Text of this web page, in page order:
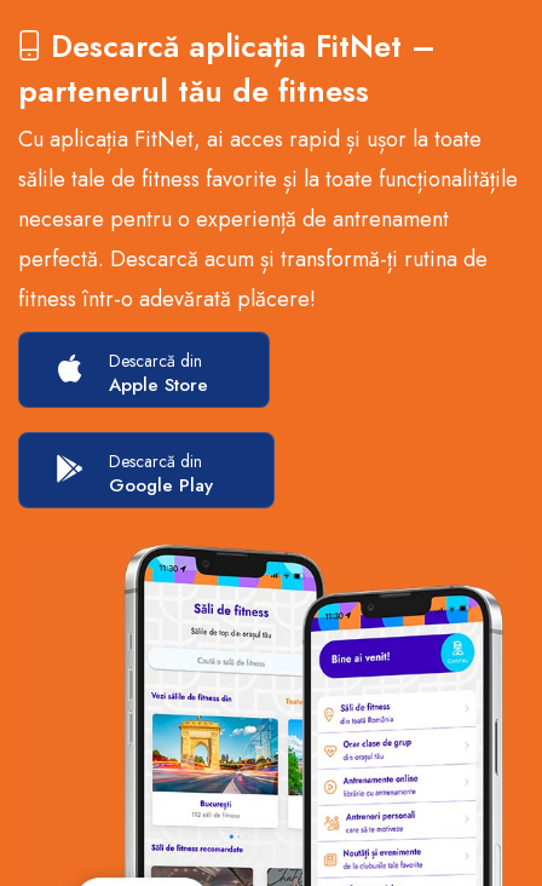
Descarcă aplicația FitNet –
partenerul tău de fitness
Cu aplicația FitNet, ai acces rapid și ușor la toate
sălile tale de fitness favorite și la toate funcționalitățile
necesare pentru o experiență de antrenament
perfectă. Descarcă acum și transformă-ți rutina de
fitness într-o adevărată plăcere!
Descarcă din
Apple Store
Descarcă din
Google Play